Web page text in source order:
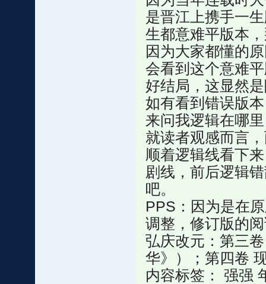
是晋江上携手一
生都意难平版本
因为大家都懂的
会看到这个意难
好结局，这显然
如有看到错误版
来问我逻辑在哪
就读者观感而言
顺着逻辑线看下
剧线，前后逻辑
吧。
PPS：因为是在
调整，修订版的
弘庆改元：第三
华》）；第四卷
内容标签： 强强